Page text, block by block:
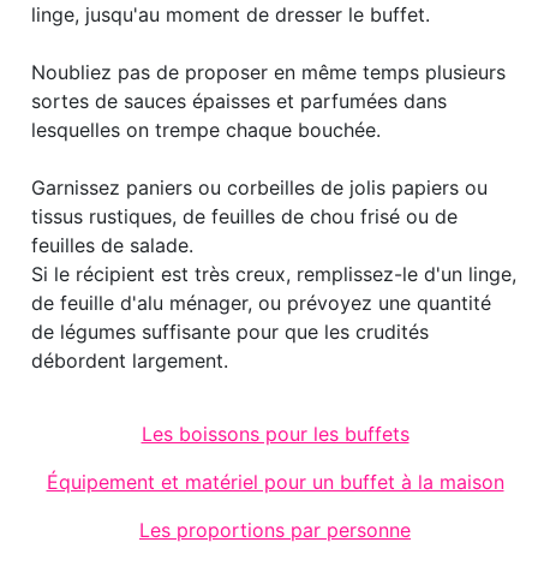
linge, jusqu'au moment de dresser le buffet.
Noubliez pas de proposer en même temps plusieurs
sortes de sauces épaisses et parfumées dans
lesquelles on trempe chaque bouchée.
Garnissez paniers ou corbeilles de jolis papiers ou
tissus rustiques, de feuilles de chou frisé ou de
feuilles de salade.
Si le récipient est très creux, remplissez-le d'un linge,
de feuille d'alu ménager, ou prévoyez une quantité
de légumes suffisante pour que les crudités
débordent largement.
Les boissons pour les buffets
Équipement et matériel pour un buffet à la maison
Les proportions par personne